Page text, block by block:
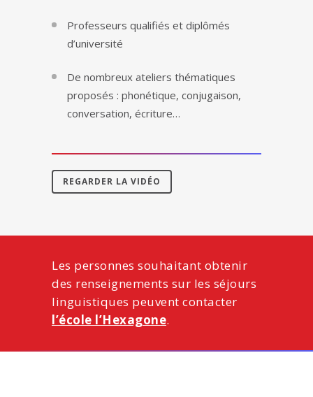
Professeurs qualifiés et diplômés
d’université
De nombreux ateliers thématiques
proposés : phonétique, conjugaison,
conversation, écriture…
REGARDER LA VIDÉO
Les personnes souhaitant obtenir
des renseignements sur les séjours
linguistiques peuvent contacter
l’école l’Hexagone.